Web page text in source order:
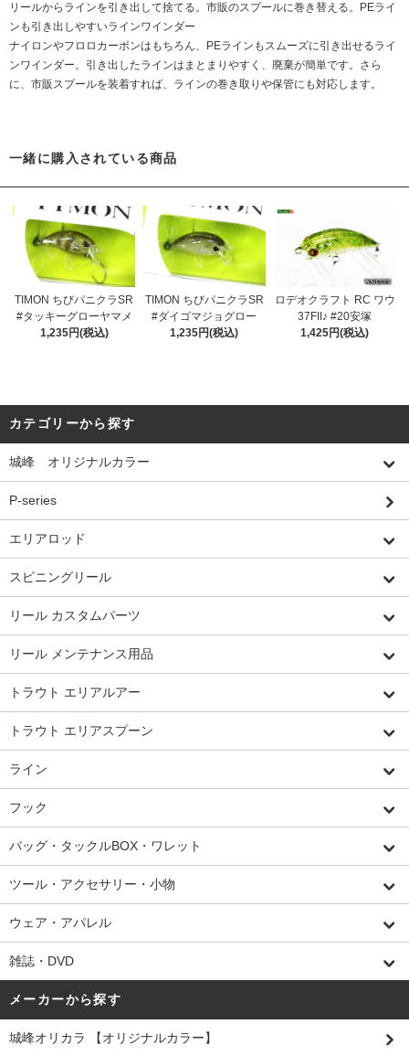
リールからラインを引き出して捨てる。市販のスプールに巻き替える。PEライ
ンも引き出しやすいラインワインダー
ナイロンやフロロカーボンはもちろん、PEラインもスムーズに引き出せるライ
ンワインダー。引き出したラインはまとまりやすく、廃棄が簡単です。さら
に、市販スプールを装着すれば、ラインの巻き取りや保管にも対応します。
一緒に購入されている商品
TIMON ちびパニクラSR
#タッキーグローヤマメ
1,235円(税込)
TIMON ちびパニクラSR
#ダイゴマジョグロー
1,235円(税込)
ロデオクラフト RC ワウ
37FII♪ #20安塚
1,425円(税込)
カテゴリーから探す
城峰 オリジナルカラー
P-series
エリアロッド
スピニングリール
リール カスタムパーツ
リール メンテナンス用品
トラウト エリアルアー
トラウト エリアスプーン
ライン
フック
バッグ・タックルBOX・ワレット
ツール・アクセサリー・小物
ウェア・アパレル
雑誌・DVD
メーカーから探す
城峰オリカラ 【オリジナルカラー】